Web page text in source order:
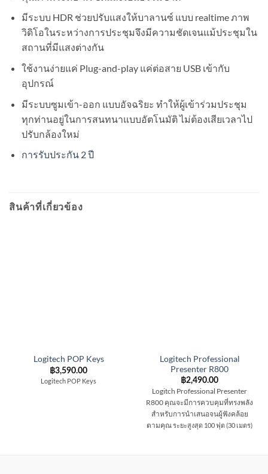
มีระบบ HDR ช่วยปรับแสงให้บาลานซ์ แบบ realtime ภาพ
วิดิโอในระหว่างการประชุมจึงมีความชัดเจนแม้ประชุมใน
สถานที่มีแสงต่างกัน
ใช้งานง่ายแค่ Plug-and-play แค่ต่อสาย USB เข้ากับ
อุปกรณ์
มีระบบซูมเข้า-ออก แบบอัจฉริยะ ทำให้ผู้เข้าร่วมประชุม
ทุกท่านอยู่ในการสนทนาแบบอัตโนมัติ ไม่ต้องเสียเวลาไป
ปรับกล้องใหม่
การรับประกัน 2 ปี
สินค้าที่เกี่ยวข้อง
Logitech POP Keys
฿3,590.00
Logitech POP Keys
Logitech Professional
Presenter R800
฿2,490.00
Logitch Professional Presenter
R800 คุณจะมีการควบคุมที่ทรงพลัง
สำหรับการนำเสนอจนผู้ฟังคล้อย
ตามคุณระยะสูงสุด 100 ฟุต (30 เมตร)